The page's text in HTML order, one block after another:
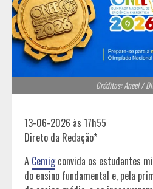
Créditos: Aneel /
13-06-2026 às 17h55
Direto da Redação*
A Cemigconvida os estudantes
do ensino fundamental e, pela